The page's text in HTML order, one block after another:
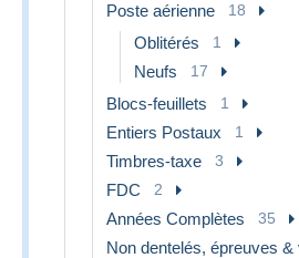
Poste aérienne 18
Oblitérés 1
Neufs 17
Blocs-feuillets 1
Entiers Postaux 1
Timbres-taxe 3
FDC 2
Années Complètes 35
Non dentelés, épreuves &